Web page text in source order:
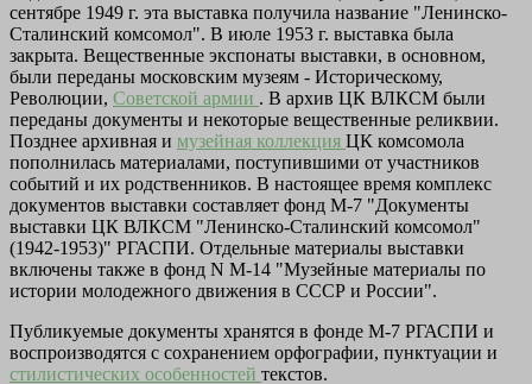
сентябре 1949 г. эта выставка получила название "Ленинско-
Сталинский комсомол". В июле 1953 г. выставка была
закрыта. Вещественные экспонаты выставки, в основном,
были переданы московским музеям - Историческому,
Революции, Советской армии . В архив ЦК ВЛКСМ были
переданы документы и некоторые вещественные реликвии.
Позднее архивная и музейная коллекция ЦК комсомола
пополнилась материалами, поступившими от участников
событий и их родственников. В настоящее время комплекс
документов выставки составляет фонд М-7 "Документы
выставки ЦК ВЛКСМ "Ленинско-Сталинский комсомол"
(1942-1953)" РГАСПИ. Отдельные материалы выставки
включены также в фонд N М-14 "Музейные материалы по
истории молодежного движения в СССР и России".
Публикуемые документы хранятся в фонде М-7 РГАСПИ и
воспроизводятся с сохранением орфографии, пунктуации и
стилистических особенностей текстов.